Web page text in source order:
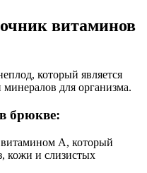
витаминов
который является
для организма.
брюкве:
витамином А, который
кожи и слизистых